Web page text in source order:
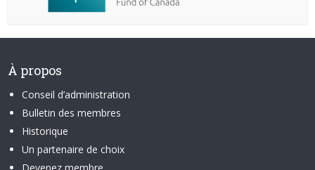
À propos
Conseil d’administration
Bulletin des membres
Historique
Un partenaire de choix